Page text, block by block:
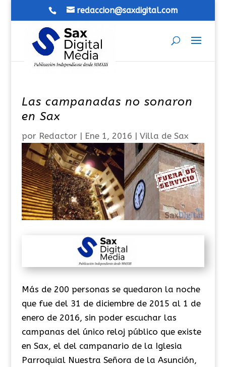
redaccion@saxdigital.com
Las campanadas no sonaron
en Sax
por Redactor| Ene 1, 2016 | Villa de Sax
Más de 200 personas se quedaron la noche
que fue del 31 de diciembre de 2015 al 1 de
enero de 2016, sin poder escuchar las
campanas del único reloj público que existe
en Sax, el del campanario de la Iglesia
Parroquial Nuestra Señora de la Asunción,